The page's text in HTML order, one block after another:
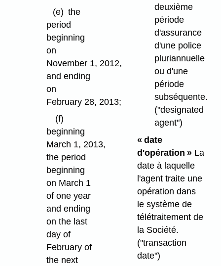
(e) the
period
beginning
on
November 1, 2012,
and ending
on
February 28, 2013;
(f)
beginning
March 1, 2013,
the period
beginning
on March 1
of one year
and ending
on the last
day of
February of
the next
deuxième
période
d'assurance
d'une police
pluriannuelle
ou d'une
période
subséquente.
("designated
agent")
« date
d'opération »La
date à laquelle
l'agent traite une
opération dans
le système de
télétraitement de
la Société.
("transaction
date")